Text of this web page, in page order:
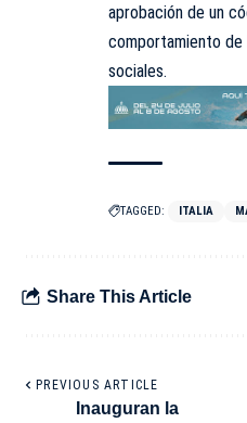
aprobación de un
comportamiento
sociales.
TAGGED: ITALIA
Share This Article
PREVIOUS ARTICLE
Inauguran la